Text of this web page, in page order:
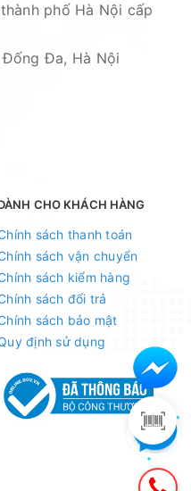
phố Hà Nội cấp
Đa, Hà Nội
CHO KHÁCH HÀNG
sách thanh toán
sách vận chuyển
sách kiểm hàng
sách đổi trả
sách bảo mật
định sử dụng